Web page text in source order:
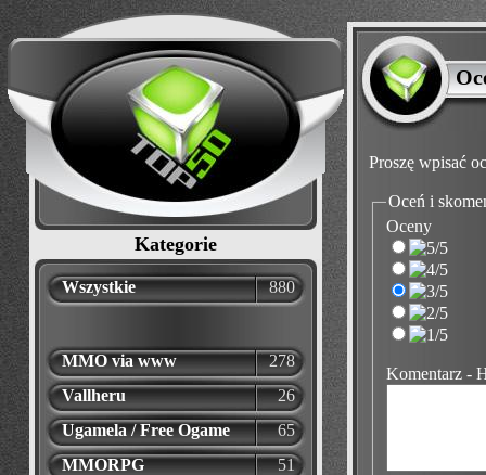
Kategorie
Wszystkie 880
MMO via www
278
Vallheru
26
Ugamela / Free Ogame
65
MMORPG
51
Proszę wpisać
Oceń i
Oceny
Komentarz -